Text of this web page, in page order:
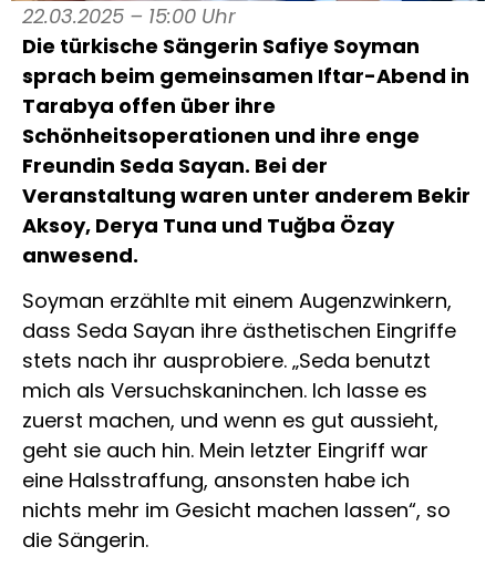
22.03.2025 – 15:00 Uhr
Die türkische Sängerin Safiye Soyman
sprach beim gemeinsamen Iftar-Abend in
Tarabya offen über ihre
Schönheitsoperationen und ihre enge
Freundin Seda Sayan. Bei der
Veranstaltung waren unter anderem Bekir
Aksoy, Derya Tuna und Tuğba Özay
anwesend.
Soyman erzählte mit einem Augenzwinkern,
dass Seda Sayan ihre ästhetischen Eingriffe
stets nach ihr ausprobiere. „Seda benutzt
mich als Versuchskaninchen. Ich lasse es
zuerst machen, und wenn es gut aussieht,
geht sie auch hin. Mein letzter Eingriff war
eine Halsstraffung, ansonsten habe ich
nichts mehr im Gesicht machen lassen“, so
die Sängerin.